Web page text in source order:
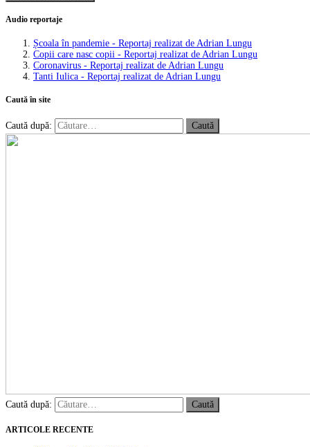
Audio reportaje
Școala în pandemie - Reportaj realizat de Adrian Lungu
Copii care nasc copii - Reportaj realizat de Adrian Lungu
Coronavirus - Reportaj realizat de Adrian Lungu
Tanti Iulica - Reportaj realizat de Adrian Lungu
Caută în site
Caută după:
Caută după:
ARTICOLE RECENTE